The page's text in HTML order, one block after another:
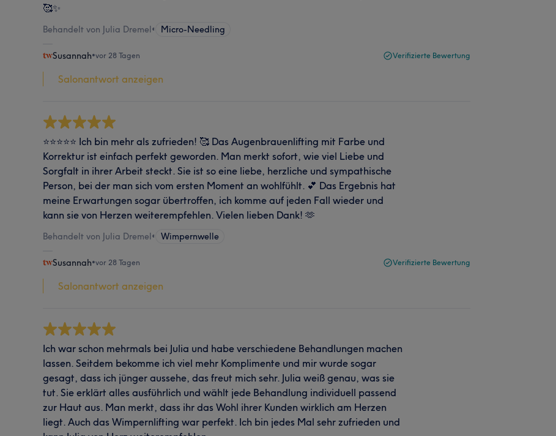
🥰✨
Behandelt von Julia Dremel• Micro-Needling
Susannah•vor 28 Tagen Verifizierte Bewertung
Salonantwort anzeigen
⭐⭐⭐⭐⭐ Ich bin mehr als zufrieden! 🥰 Das Augenbrauenlifting mit Farbe und
Korrektur ist einfach perfekt geworden. Man merkt sofort, wie viel Liebe und
Sorgfalt in ihrer Arbeit steckt. Sie ist so eine liebe, herzliche und sympathische
Person, bei der man sich vom ersten Moment an wohlfühlt. 💕 Das Ergebnis hat
meine Erwartungen sogar übertroffen, ich komme auf jeden Fall wieder und
kann sie von Herzen weiterempfehlen. Vielen lieben Dank! 🫶
Behandelt von Julia Dremel• Wimpernwelle
Susannah•vor 28 Tagen Verifizierte Bewertung
Salonantwort anzeigen
Ich war schon mehrmals bei Julia und habe verschiedene Behandlungen machen
lassen. Seitdem bekomme ich viel mehr Komplimente und mir wurde sogar
gesagt, dass ich jünger aussehe, das freut mich sehr. Julia weiß genau, was sie
tut. Sie erklärt alles ausführlich und wählt jede Behandlung individuell passend
zur Haut aus. Man merkt, dass ihr das Wohl ihrer Kunden wirklich am Herzen
liegt. Auch das Wimpernlifting war perfekt. Ich bin jedes Mal sehr zufrieden und